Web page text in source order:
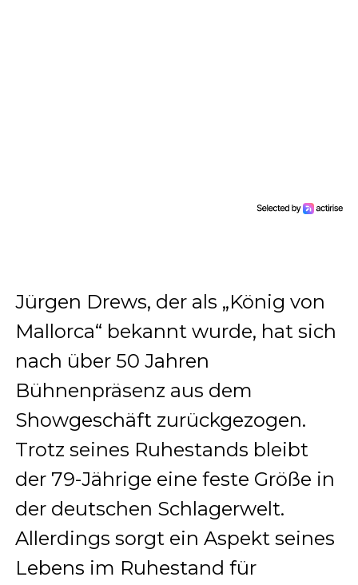
Jürgen Drews, der als „König von
Mallorca“ bekannt wurde, hat sich
nach über 50 Jahren
Bühnenpräsenz aus dem
Showgeschäft zurückgezogen.
Trotz seines Ruhestands bleibt
der 79-Jährige eine feste Größe in
der deutschen Schlagerwelt.
Allerdings sorgt ein Aspekt seines
Lebens im Ruhestand für